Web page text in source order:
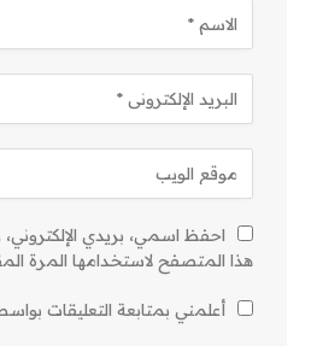
احفظ اسمي، بريدي الإلكتروني،
هذا المتصفح لاستخدامها المرة
أعلمني بمتابعة التعليقات